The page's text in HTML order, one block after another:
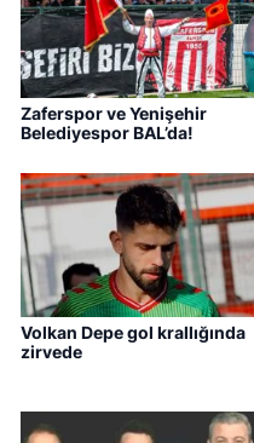
Zaferspor ve Yenişehir
Belediyespor BAL’da!
Volkan Depe gol krallığında
zirvede